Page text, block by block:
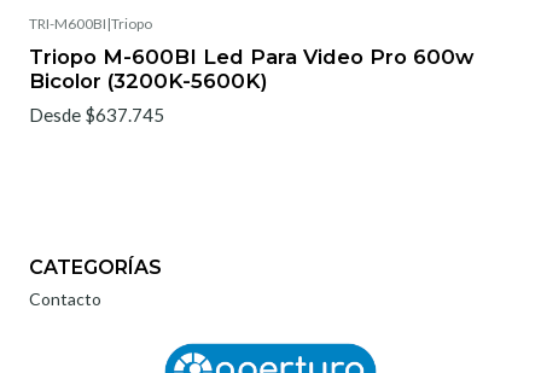
TRI-M600BI |Triopo
Triopo M-600BI Led Para Video Pro 600w
Bicolor (3200K-5600K)
Desde $637.745
CATEGORÍAS
Contacto